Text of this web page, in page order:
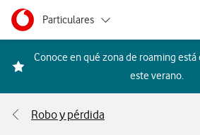
Ir a la pagina principal de vodafone.es
Menu navegación Segmento
Particulares
Autónomos
Grandes empresas
Conoce en qué zona de roaming está
este verano.
Robo y pérdida